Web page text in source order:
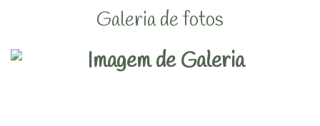
Galeria de fotos